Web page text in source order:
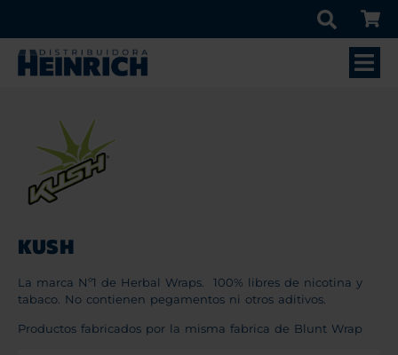
KUSH
La marca Nº1 de Herbal Wraps. 100% libres de nicotina y
tabaco. No contienen pegamentos ni otros aditivos.
Productos fabricados por la misma fabrica de Blunt Wrap